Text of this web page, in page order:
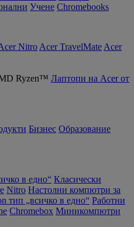
Учене Chromebooks
Nitro Acer TravelMate Acer
Лаптопи на Acer от
Бизнес Образование
в едно“ Класически
Nitro Настолни компютри за
тип „всичко в едно“ Работни
Chromebox Миникомпютри